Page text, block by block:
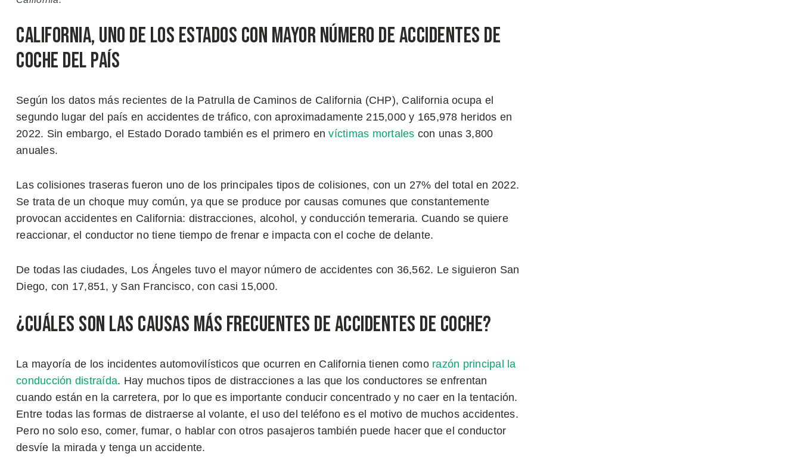
California, Uno de los Estados con Mayor Número de Accidentes de
Coche del País
Según los datos más recientes de la Patrulla de Caminos de California (CHP), California ocupa el
segundo lugar del país en accidentes de tráfico, con aproximadamente 215,000 y 165,978 heridos en
2022. Sin embargo, el Estado Dorado también es el primero envíctimas mortales con unas 3,800
anuales.
Las colisiones traseras fueron uno de los principales tipos de colisiones, con un 27% del total en 2022.
Se trata de un choque muy común, ya que se produce por causas comunes que constantemente
provocan accidentes en California: distracciones, alcohol, y conducción temeraria. Cuando se quiere
reaccionar, el conductor no tiene tiempo de frenar e impacta con el coche de delante.
De todas las ciudades, Los Ángeles tuvo el mayor número de accidentes con 36,562. Le siguieron San
Diego, con 17,851, y San Francisco, con casi 15,000.
¿Cuáles son las Causas Más Frecuentes de Accidentes de Coche?
La mayoría de los incidentes automovilísticos que ocurren en California tienen como razón principal la
conducción distraída. Hay muchos tipos de distracciones a las que los conductores se enfrentan
cuando están en la carretera, por lo que es importante conducir concentrado y no caer en la tentación.
Entre todas las formas de distraerse al volante, el uso del teléfono es el motivo de muchos accidentes.
Pero no solo eso, comer, fumar, o hablar con otros pasajeros también puede hacer que el conductor
desvíe la mirada y tenga un accidente.